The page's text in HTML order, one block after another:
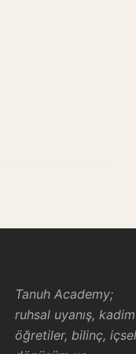
Tanuh Academy;
ruhsal uyanış, kadim
öğretiler, bilinç, içsel